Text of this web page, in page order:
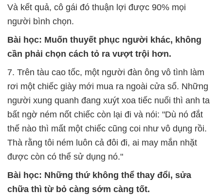
Và kết quả, cô gái đó thuận lợi được 90% mọi
người bình chọn.
Bài học: Muốn thuyết phục người khác, không
cần phải chọn cách tỏ ra vượt trội hơn.
7. Trên tàu cao tốc, một người đàn ông vô tình làm
rơi một chiếc giày mới mua ra ngoài cửa sổ. Những
người xung quanh đang xuýt xoa tiếc nuối thì anh ta
bất ngờ ném nốt chiếc còn lại đi và nói: "Dù nó đắt
thế nào thì mất một chiếc cũng coi như vô dụng rồi.
Thà rằng tôi ném luôn cả đôi đi, ai may mắn nhặt
được còn có thể sử dụng nó."
Bài học: Những thứ không thể thay đổi, sửa
chữa thì từ bỏ càng sớm càng tốt.